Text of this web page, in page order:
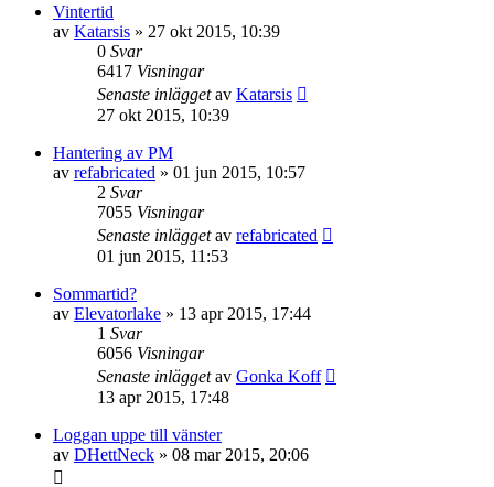
Vintertid
av Katarsis » 27 okt 2015, 10:39
0 Svar
6417 Visningar
Senaste inläggetav Katarsis
27 okt 2015, 10:39
Hantering av PM
av refabricated » 01 jun 2015, 10:57
2 Svar
7055 Visningar
Senaste inläggetav refabricated
01 jun 2015, 11:53
Sommartid?
av Elevatorlake » 13 apr 2015, 17:44
1 Svar
6056 Visningar
Senaste inläggetav Gonka Koff
13 apr 2015, 17:48
Loggan uppe till vänster
av DHettNeck » 08 mar 2015, 20:06